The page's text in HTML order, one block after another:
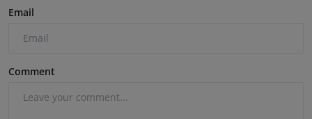
Email
Comment